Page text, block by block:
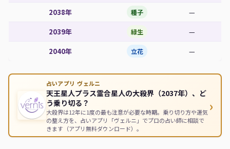
2038年 種子
—
2039年
緑生
—
2040年
立花 —
占いアプリ ヴェルニ
天王星人プラス霊合星人の大殺界（2037年）、ど
う乗り切る？
大殺界は12年に1度の最も注意が必要な時期。乗り切り方や運気
の整え方を、占いアプリ「ヴェルニ」でプロの占い師に相談で
きます（アプリ無料ダウンロード）。
›